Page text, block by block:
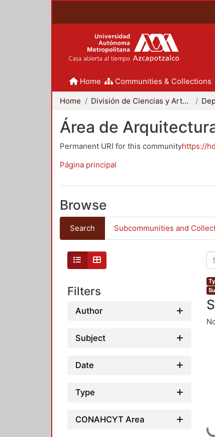
Home Communities & Collections
Home División de Ciencias y Artes para el Diseño
Área de
Permanent URI for this communityhttps://
Página principal
Browse
Search Subcommunities and
Filters
Author
Subject
Date
Type
CONAHCYT Area